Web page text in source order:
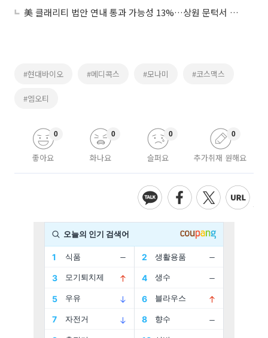
美 클래리티 법안 연내 통과 가능성 13%…상원 문턱서 제동
#현대바이오 #메디콕스 #모나미 #코스맥스
#엠오티
좋아요
0
화나요
0
슬퍼요
0
추가취재 원해요
0